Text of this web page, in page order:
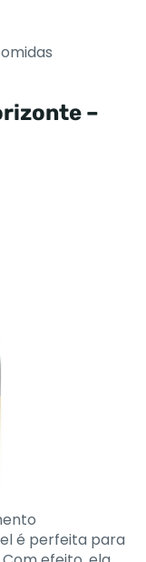
–
é perfeita para